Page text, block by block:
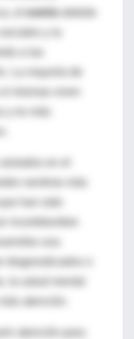
el
estrés
La mayoría de
sentirse más
han sido
incertidumbre
una
diagnosticados o
la salud mental
atención.
atención para